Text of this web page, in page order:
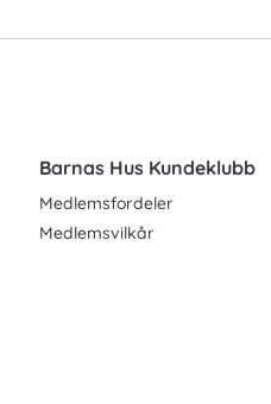
Barnas Hus Kundeklubb
Medlemsfordeler
Medlemsvilkår